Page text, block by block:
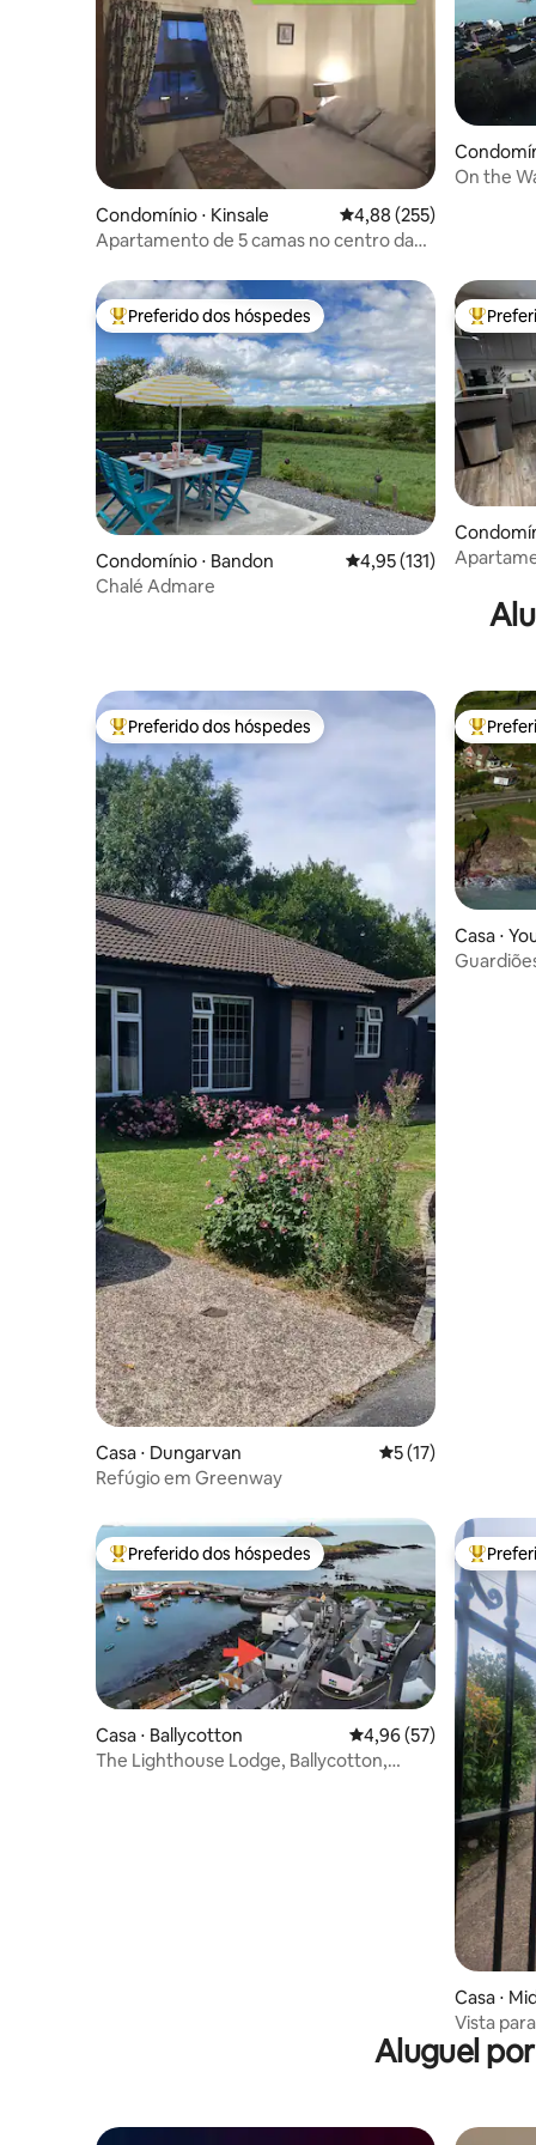
Condomínio ⋅ Kinsale 4,88 de uma avaliação
4,88 (255)
Apartamento de 5 camas no centro da
On the
Entre os melhores preferidos dos hóspedes
Preferido dos hóspedes
Condomínio ⋅ Bandon 4,95 de uma avaliação
4,95 (131)
Chalé Admare
Entre
Entre os melhores preferidos dos hóspedes
Preferido dos hóspedes
Casa ⋅ Dungarvan 5 de uma avaliação
5 (17)
Refúgio em Greenway
Entre
Casa ⋅
Entre os melhores preferidos dos hóspedes
Preferido dos hóspedes
Casa ⋅ Ballycotton 4,96 de uma avaliação
4,96 (57)
The Lighthouse Lodge, Ballycotton,
Entre
Casa ⋅
Vista
Aluguel